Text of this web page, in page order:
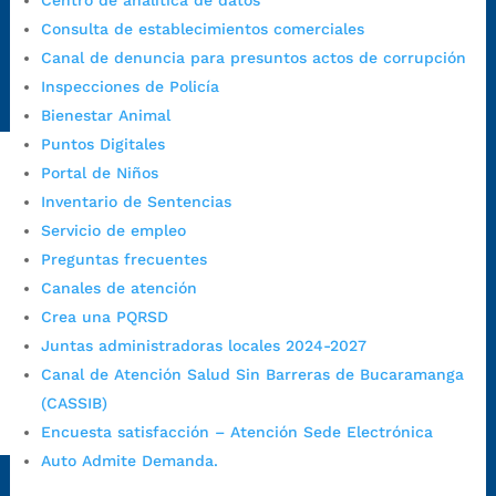
Consulta de establecimientos comerciales
Canal de denuncia para presuntos actos de corrupción
Inspecciones de Policía
Bienestar Animal
Puntos Digitales
Portal de Niños
Inventario de Sentencias
Servicio de empleo
Preguntas frecuentes
Canales de atención
Crea una PQRSD
Juntas administradoras locales 2024-2027
Canal de Atención Salud Sin Barreras de Bucaramanga
(CASSIB)
Encuesta satisfacción – Atención Sede Electrónica
Auto Admite Demanda.
Emergencia:https://emergencia.bucaramanga.gov.co/
Radique aquí su queja disciplinaria:
https://www.bucaramanga.gov.co/gobierno-ciudadanos-
1/secretarias/oficina-de-control-interno-disciplinario/
Alcaldía de Bucaramanga
Alcaldía de Bucaramanga
PrensaBucaramanga
Autorización de Tratamiento de Datos Personales